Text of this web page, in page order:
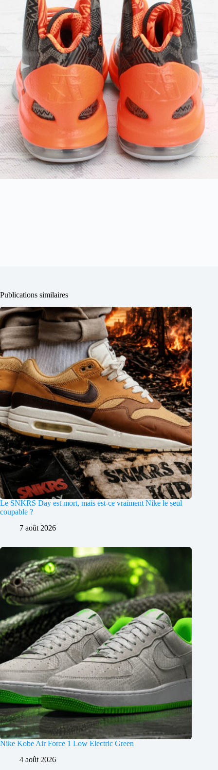
Publications similaires
Le SNKRS Day est mort, mais est-ce vraiment Nike le seul
coupable ?
7 août 2026
Nike Kobe Air Force 1 Low Electric Green
4 août 2026